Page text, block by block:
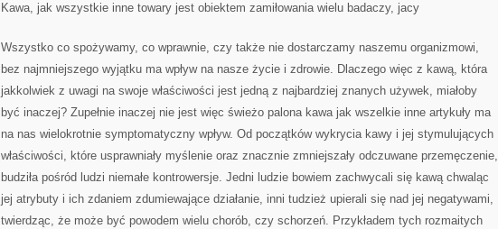
ILOŚCI
NA
ORGANIZMU.
KTÓRY
FABRYKANT
Kawa, jak wszystkie inne towary jest obiektem zamiłowania wielu badaczy, jacy
Wszystko co spożywamy, co wprawnie, czy także nie dostarczamy naszemu organizmowi,
bez najmniejszego wyjątku ma wpływ na nasze życie i zdrowie. Dlaczego więc z kawą, która
jakkolwiek z uwagi na swoje właściwości jest jedną z najbardziej znanych używek, miałoby
być inaczej? Zupełnie inaczej nie jest więc świeżo palona kawa jak wszelkie inne artykuły ma
na nas wielokrotnie symptomatyczny wpływ. Od początków wykrycia kawy i jej stymulujących
właściwości, które usprawniały myślenie oraz znacznie zmniejszały odczuwane przemęczenie,
budziła pośród ludzi niemałe kontrowersje. Jedni ludzie bowiem zachwycali się kawą chwaląc
jej atrybuty i ich zdaniem zdumiewające działanie, inni tudzież upierali się nad jej negatywami,
twierdząc, że może być powodem wielu chorób, czy schorzeń. Przykładem tych rozmaitych